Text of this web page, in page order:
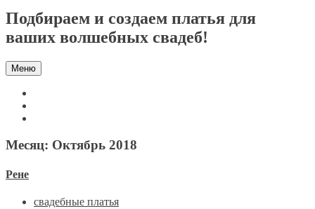
Подбираем и создаем платья для
ваших волшебных свадеб!
Меню
Месяц: Октябрь 2018
Рене
свадебные платья